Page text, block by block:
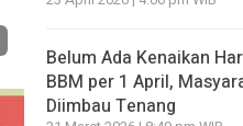
Belum Ada Kenaikan
BBM per 1 April,
Diimbau Tenang